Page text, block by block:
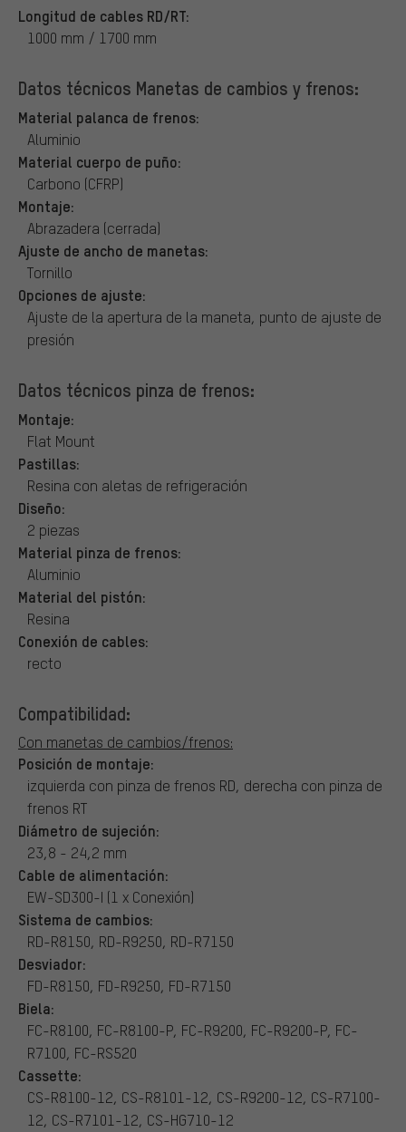
Longitud de cables RD/RT:
1000 mm / 1700 mm
Datos técnicos Manetas de cambios y frenos:
Material palanca de frenos:
Aluminio
Material cuerpo de puño:
Carbono (CFRP)
Montaje:
Abrazadera (cerrada)
Ajuste de ancho de manetas:
Tornillo
Opciones de ajuste:
Ajuste de la apertura de la maneta, punto de ajuste de
presión
Datos técnicos pinza de frenos:
Montaje:
Flat Mount
Pastillas:
Resina con aletas de refrigeración
Diseño:
2 piezas
Material pinza de frenos:
Aluminio
Material del pistón:
Resina
Conexión de cables:
recto
Compatibilidad:
Con manetas de cambios/frenos:
Posición de montaje:
izquierda con pinza de frenos RD, derecha con pinza de
frenos RT
Diámetro de sujeción:
23,8 - 24,2 mm
Cable de alimentación:
EW-SD300-I (1 x Conexión)
Sistema de cambios:
RD-R8150, RD-R9250, RD-R7150
Desviador:
FD-R8150, FD-R9250, FD-R7150
Biela:
FC-R8100, FC-R8100-P, FC-R9200, FC-R9200-P, FC-
R7100, FC-RS520
Cassette:
CS-R8100-12, CS-R8101-12, CS-R9200-12, CS-R7100-
12, CS-R7101-12, CS-HG710-12